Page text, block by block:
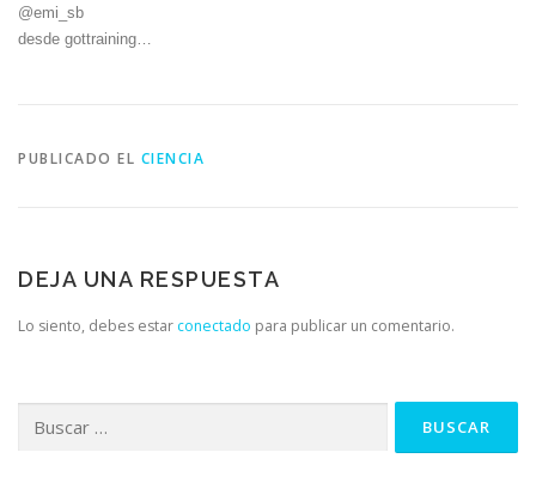
@emi_sb
desde gottraining…
PUBLICADO EL CIENCIA
DEJA UNA RESPUESTA
Lo siento, debes estar conectado para publicar un comentario.